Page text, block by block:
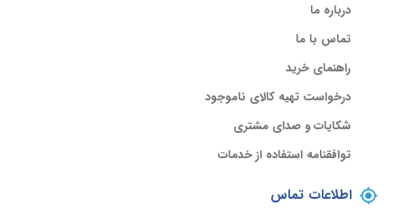
درباره ما
تماس با ما
راهنمای خرید
درخواست تهیه کالای ناموجود
شکایات و صدای مشتری
توافقنامه استفاده از خدمات
اطلاعات تماس